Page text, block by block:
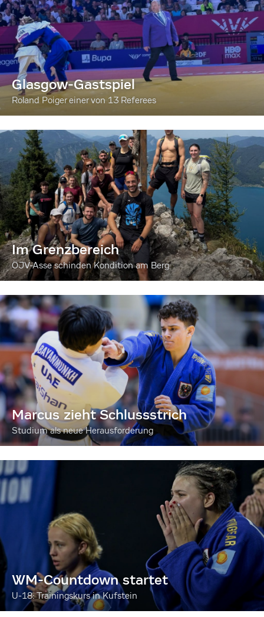
Glasgow-Gastspiel
Roland Poiger einer von 13 Referees
Im Grenzbereich
ÖJV-Asse schinden Kondition am Berg
Marcus zieht Schlussstrich
Studium als neue Herausforderung
WM-Countdown startet
U-18: Trainingskurs in Kufstein